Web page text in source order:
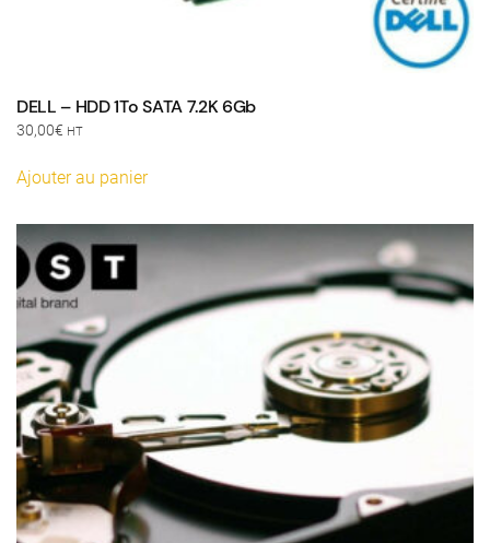
DELL – HDD 1To SATA 7.2K 6Gb
30,00€ HT
Ajouter au panier